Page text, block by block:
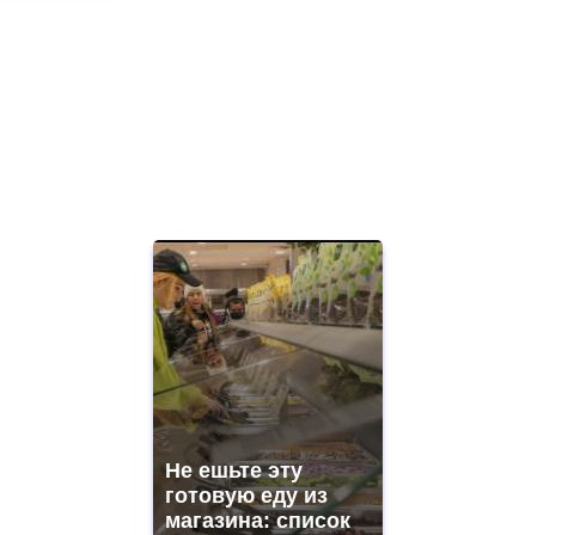
Не ешьте эту
готовую еду из
магазина: список